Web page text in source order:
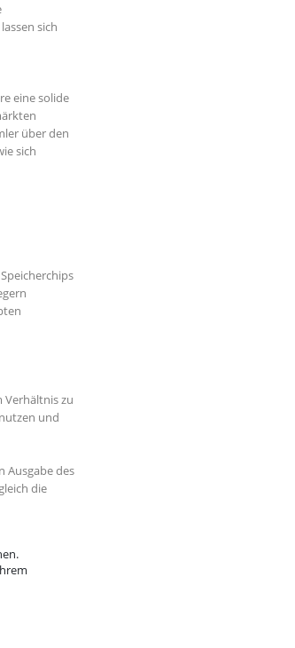
sich
eine solide
über den
sich
Verhältnis zu
und
Ausgabe des
die